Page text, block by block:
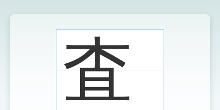
示
圖
査